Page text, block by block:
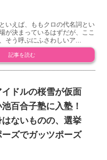
いえば、ももクロの代名詞とい
が決まっているはずだが、ここ
そう呼ぶにふさわしいア...
記事を読む
ドルの桜雪が仮面
百合子塾に入塾！
ないものの、選挙
ズでガッツポーズ